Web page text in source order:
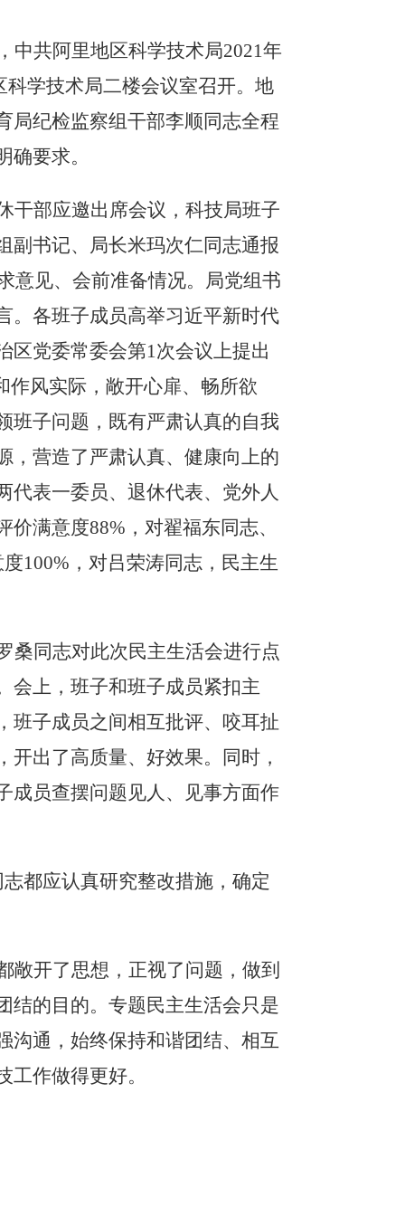
中共阿里地区科学技术局2021年
科学技术局二楼会议室召开。地
局纪检监察组干部李顺同志全程
要求。
干部应邀出席会议，科技局班子
副书记、局长米玛次仁同志通报
意见、会前准备情况。局党组书
。各班子成员高举习近平新时代
区党委常委会第1 次会议上提出
作风实际，敞开心扉、畅所欲
班子问题，既有严肃认真的自我
，营造了严肃认真、健康向上的
代表一委员、退休代表、党外人
价满意度88% ，对翟福东同志、
100% ，对吕荣涛同志，民主生
桑同志对此次民主生活会进行点
会上，班子和班子成员紧扣主
班子成员之间相互批评、咬耳扯
出了高质量、好效果。同时，
成员查摆问题见人、见事方面作
都应认真研究整改措施，确定
敞开了思想，正视了问题，做到
结的目的。专题民主生活会只是
沟通，始终保持和谐团结、相互
作做得更好。